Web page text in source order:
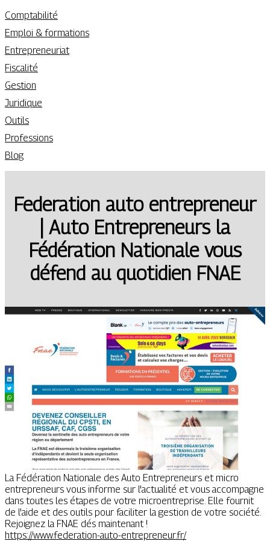
Comptabilité
Emploi & formations
Entrepreneuriat
Fiscalité
Gestion
Juridique
Outils
Professions
Blog
Federation auto entrep­re­neur
| Auto Entrep­re­neurs la
Fédération Nationale vous
défend au quotidien FNAE
La Fédération Nationale des Auto Entrepreneurs et micro
entrepreneurs vous informe sur l'actualité et vous accompagne
dans toutes les étapes de votre microentreprise. Elle fournit
de l'aide et des outils pour faciliter la gestion de votre société.
Rejoignez la FNAE dés maintenant !
https://www.federation-auto-entrepreneur.fr/